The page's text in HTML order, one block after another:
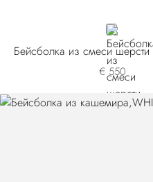
GREEN
Бейсболка из смеси
€ 550